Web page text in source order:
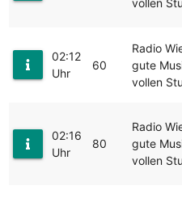
vollen
02:12
Uhr
60
Radio
gute
vollen
02:16
Uhr
80
Radio
gute
vollen